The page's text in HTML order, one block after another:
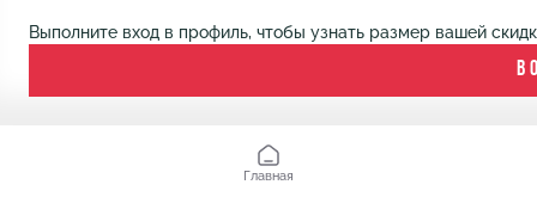
Выполните вход в профиль, чтобы узнать размер вашей
Главная